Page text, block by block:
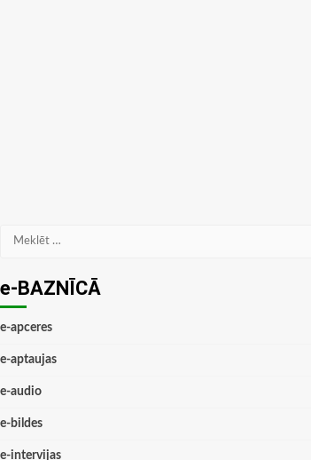
Meklēt:
e-BAZNĪCĀ
e-apceres
e-aptaujas
e-audio
e-bildes
e-intervijas